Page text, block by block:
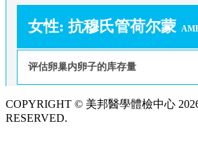
女性: 抗穆氏管荷尔蒙
评估卵巢内卵子的库存量
COPYRIGHT © 美邦醫學體檢中心
RESERVED.